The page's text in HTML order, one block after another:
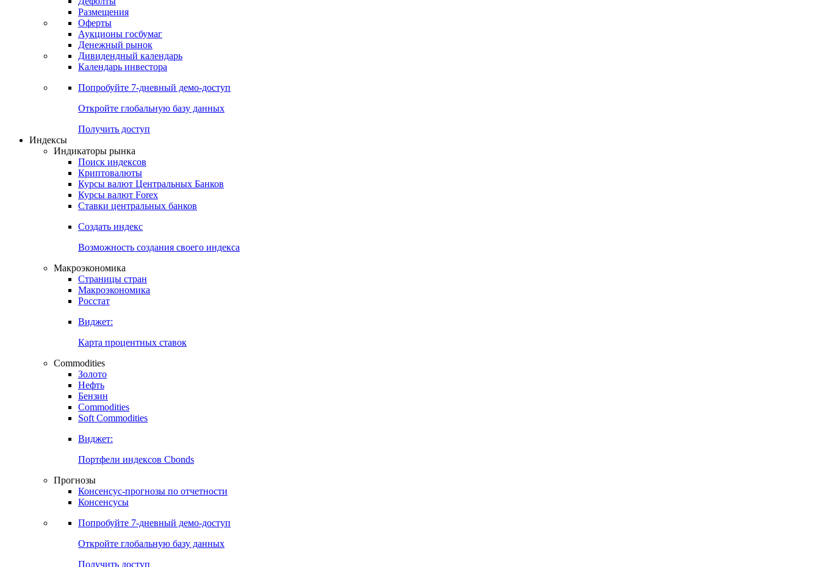
Получить доступ
Календарь
Календарь событий
Дефолты
Размещения
Оферты
Аукционы госбумаг
Денежный рынок
Дивидендный календарь
Календарь инвестора
Попробуйте7-дневный
Получить доступ
Индикаторы рынка
Поиск индексов
Криптовалюты
Курсы валют Центральных Банков
Курсы валют Forex
Ставки центральных банков
Создать индекс
Возможность создания своего индекса
Макроэкономика
Страницы стран
Макроэкономика
Росстат
Виджет:
Карта процентных ставок
Commodities
Золото
Нефть
Бензин
Commodities
Soft Commodities
Виджет:
Портфели индексов Cbonds
Прогнозы
Консенсус-прогнозы по отчетности
Консенсусы
Попробуйте7-дневный